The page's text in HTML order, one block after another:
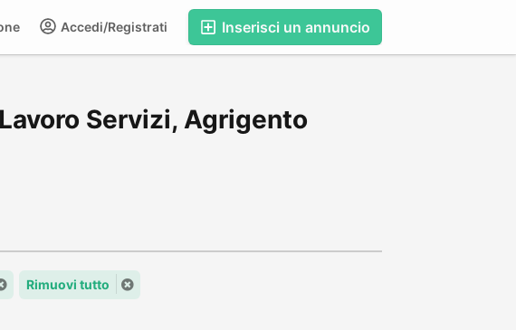
Inserisci un annuncio
Accedi/Registrati
Servizi, Agrigento
Rimuovi tutto